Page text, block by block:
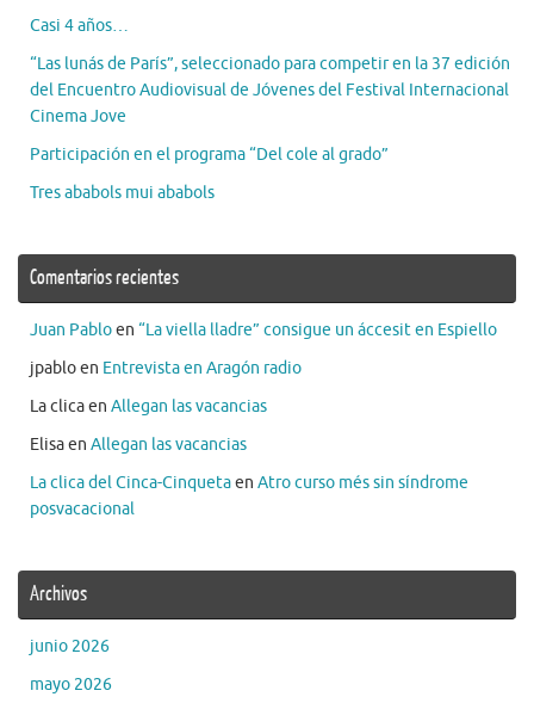
Casi 4 años…
“Las lunás de París”, seleccionado para competir en la 37 edición
del Encuentro Audiovisual de Jóvenes del Festival Internacional
Cinema Jove
Participación en el programa “Del cole al grado”
Tres ababols mui ababols
Comentarios recientes
Juan Pabloen “La viella lladre” consigue un áccesit en Espiello
jpabloen Entrevista en Aragón radio
La clicaen Allegan las vacancias
Elisaen Allegan las vacancias
La clica del Cinca-Cinquetaen Atro curso més sin síndrome
posvacacional
Archivos
junio 2026
mayo 2026